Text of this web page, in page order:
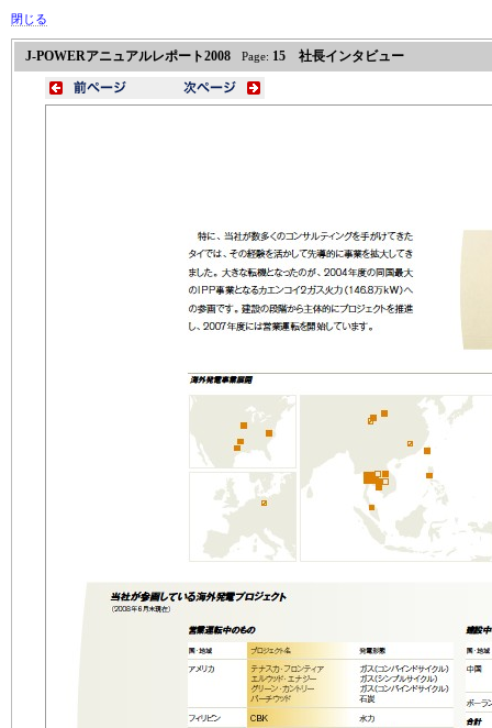
閉じる
J-POWERアニュアルレポート2008 Page: 15 社長インタビュー